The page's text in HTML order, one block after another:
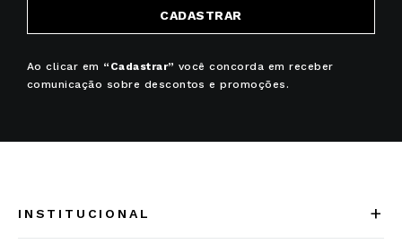
CADASTRAR
Ao clicar em “Cadastrar” você concorda em receber
comunicação sobre descontos e promoções.
INSTITUCIONAL +